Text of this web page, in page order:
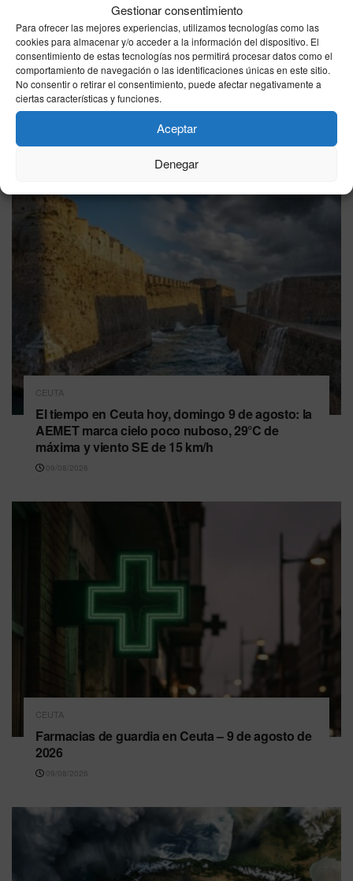
Gestionar consentimiento
Para ofrecer las mejores experiencias, utilizamos tecnologías como las
cookies para almacenar y/o acceder a la información del dispositivo. El
consentimiento de estas tecnologías nos permitirá procesar datos como el
comportamiento de navegación o las identificaciones únicas en este sitio.
No consentir o retirar el consentimiento, puede afectar negativamente a
ciertas características y funciones.
Aceptar
Denegar
trabajo
09/08/2026
VER MÁS
Última hora
CEUTA
El tiempo en Ceuta hoy, domingo 9 de agosto: la
AEMET marca cielo poco nuboso, 29°C de
máxima y viento SE de 15 km/h
09/08/2026
CEUTA
Farmacias de guardia en Ceuta – 9 de agosto de
2026
09/08/2026